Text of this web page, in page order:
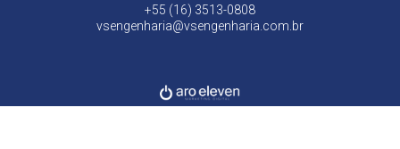
+55 (16) 3513-0808
vsengenharia@vsengenharia.com.br